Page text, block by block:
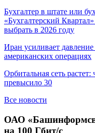
Бухгалтер в штате или
«Бухгалтерский
выбрать в 2026 году
Иран усиливает давление
американских операциях
Орбитальная сеть
превысило 30
Все новости
ОАО
на 100 Гбит/с